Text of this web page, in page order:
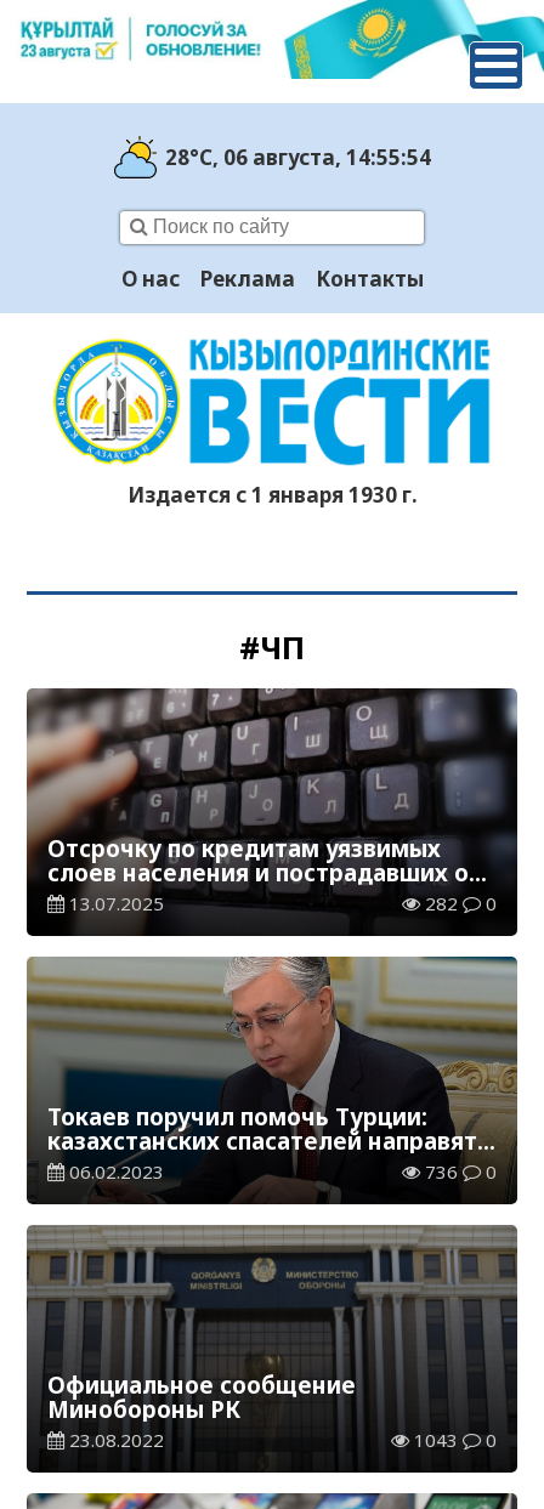
28°C, 06 августа, 14:55:55
О нас Реклама Контакты
Издается с 1 января 1930 г.
#ЧП
Отсрочку по кредитам уязвимых
слоев населения и пострадавших от
ЧП хотят нормативно закрепить в РК
13.07.2025 282 0
Токаев поручил помочь Турции:
казахстанских спасателей направят
на место ЧП
06.02.2023 736 0
Официальное сообщение
Минобороны РК
23.08.2022 1043 0